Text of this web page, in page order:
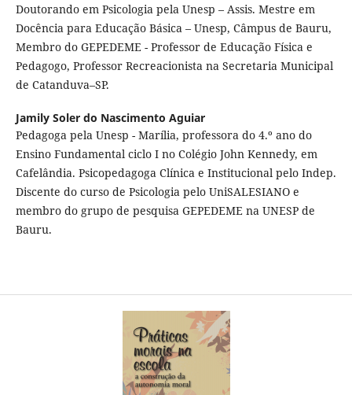
Doutorando em Psicologia pela Unesp – Assis. Mestre em
Docência para Educação Básica – Unesp, Câmpus de Bauru,
Membro do GEPEDEME - Professor de Educação Física e
Pedagogo, Professor Recreacionista na Secretaria Municipal
de Catanduva–SP.
Jamily Soler do Nascimento Aguiar
Pedagoga pela Unesp - Marília, professora do 4.º ano do
Ensino Fundamental ciclo I no Colégio John Kennedy, em
Cafelândia. Psicopedagoga Clínica e Institucional pelo Indep.
Discente do curso de Psicologia pelo UniSALESIANO e
membro do grupo de pesquisa GEPEDEME na UNESP de
Bauru.